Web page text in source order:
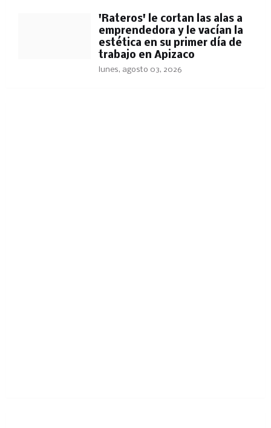
'Rateros' le cortan las alas a
emprendedora y le vacían la
estética en su primer día de
trabajo en Apizaco
lunes, agosto 03, 2026